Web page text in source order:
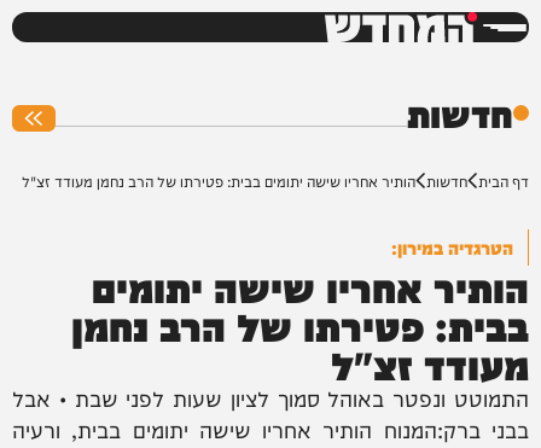
המחדש
חדשות
דף הבית חדשות הותיר אחריו שישה יתומים בבית: פטירתו של הרב נחמן מעודד זצ"ל
הטרגדיה במירון:
הותיר אחריו שישה יתומים
בבית: פטירתו של הרב נחמן
מעודד זצ"ל
התמוטט ונפטר באוהל סמוך לציון שעות לפני שבת • אבל
בבני ברק:המנוח הותיר אחריו שישה יתומים בבית, ורעיה